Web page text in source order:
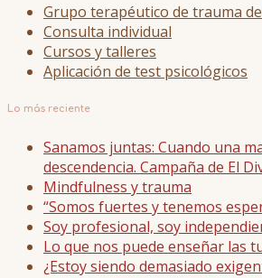
Grupo terapéutico de trauma
Consulta individual
Cursos y talleres
Aplicación de test psicológicos
Lo más reciente
Sanamos juntas: Cuando una
descendencia. Campaña de El
Mindfulness y trauma
“Somos fuertes y tenemos
Soy profesional, soy
Lo que nos puede enseñar las
¿Estoy siendo demasiado